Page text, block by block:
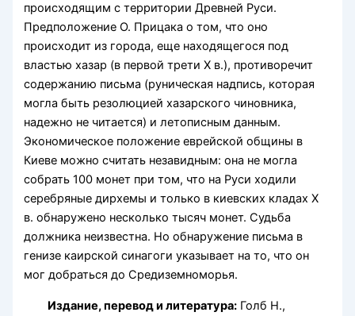
происходящим с территории Древней Руси.
Предположение О. Прицака о том, что оно
происходит из города, еще находящегося под
властью хазар (в первой трети X в.), противоречит
содержанию письма (руническая надпись, которая
могла быть резолюцией хазарского чиновника,
надежно не читается) и летописным данным.
Экономическое положение еврейской общины в
Киеве можно считать незавидным: она не могла
собрать 100 монет при том, что на Руси ходили
серебряные дирхемы и только в киевских кладах X
в. обнаружено несколько тысяч монет. Судьба
должника неизвестна. Но обнаружение письма в
генизе каирской синагоги указывает на то, что он
мог добраться до Средиземноморья.
Издание, перевод и литература: Голб Н.,